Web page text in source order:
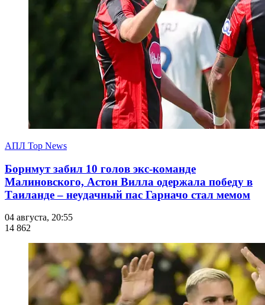
АПЛ Top News
Борнмут забил 10 голов экс-команде
Малиновского, Астон Вилла одержала победу в
Таиланде – неудачный пас Гарначо стал мемом
04 августа, 20:55
14 862